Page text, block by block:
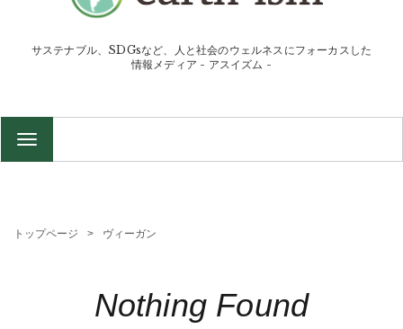
サステナブル、SDGsなど、人と社会のウェルネスにフォーカスした
情報メディア - アスイズム -
TOGGLE
トップページ ヴィーガン
Nothing Found